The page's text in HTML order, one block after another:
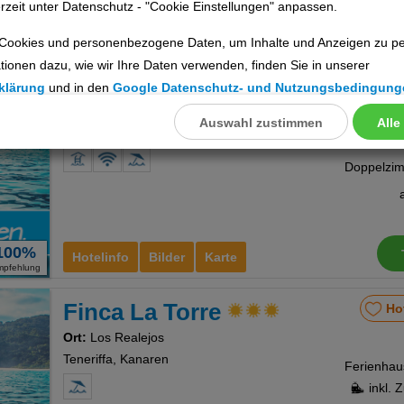
unter Datenschutz - "Cookie Einstellungen" anpassen.
und personenbezogene Daten, um Inhalte und Anzeigen zu
dazu, wie wir Ihre Daten verwenden, finden Sie in unserer
und in den Google Datenschutz- und
Alle
Auswahl zustimmen
Hotelinfo Bilder Karte
Bentor Rural
Finca La Torre
Ort: Los Realejos
Teneriffa, Kanaren
inkl.